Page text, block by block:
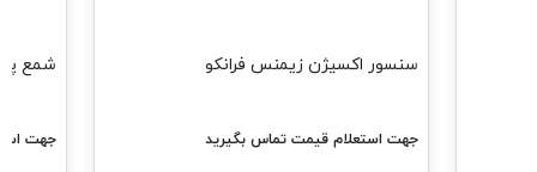
سنسور اکسیژن زیمنس فرانکو
جهت استعلام قیمت تماس بگیرید
شمع
جهت